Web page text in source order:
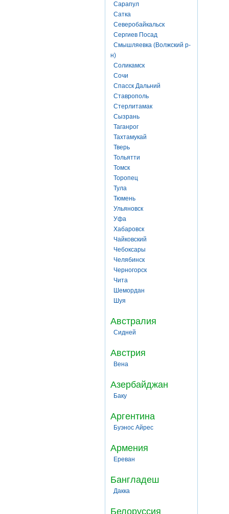
Сарапул
Сатка
Северобайкальск
Сергиев Посад
Смышляевка (Волжский р-
н)
Соликамск
Сочи
Спасск Дальний
Ставрополь
Стерлитамак
Сызрань
Таганрог
Тахтамукай
Тверь
Тольятти
Томск
Торопец
Тула
Тюмень
Ульяновск
Уфа
Хабаровск
Чайковский
Чебоксары
Челябинск
Черногорск
Чита
Шемордан
Шуя
Австралия
Сидней
Австрия
Вена
Азербайджан
Баку
Аргентина
Буэнос Айрес
Армения
Ереван
Бангладеш
Дакка
Белоруссия